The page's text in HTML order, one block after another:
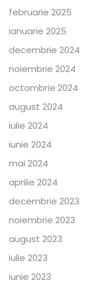
februarie 2025
ianuarie 2025
decembrie 2024
noiembrie 2024
octombrie 2024
august 2024
iulie 2024
iunie 2024
mai 2024
aprilie 2024
decembrie 2023
noiembrie 2023
august 2023
iulie 2023
iunie 2023